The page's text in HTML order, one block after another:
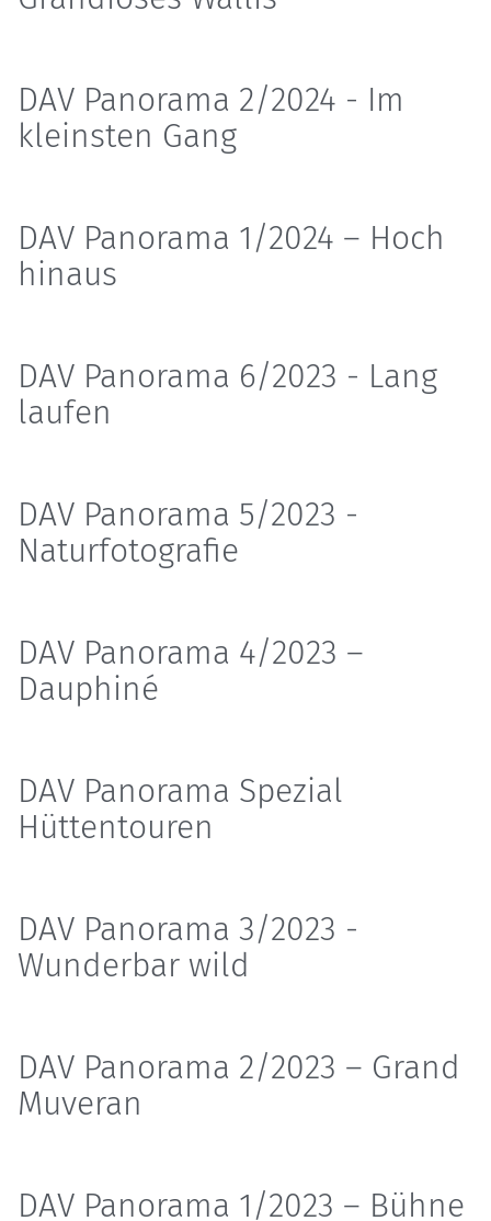
DAV Panorama 2/2024 - Im
kleinsten Gang
DAV Panorama 1/2024 – Hoch
hinaus
DAV Panorama 6/2023 - Lang
laufen
DAV Panorama 5/2023 -
Naturfotografie
DAV Panorama 4/2023 –
Dauphiné
DAV Panorama Spezial
Hüttentouren
DAV Panorama 3/2023 -
Wunderbar wild
DAV Panorama 2/2023 – Grand
Muveran
DAV Panorama 1/2023 – Bühne